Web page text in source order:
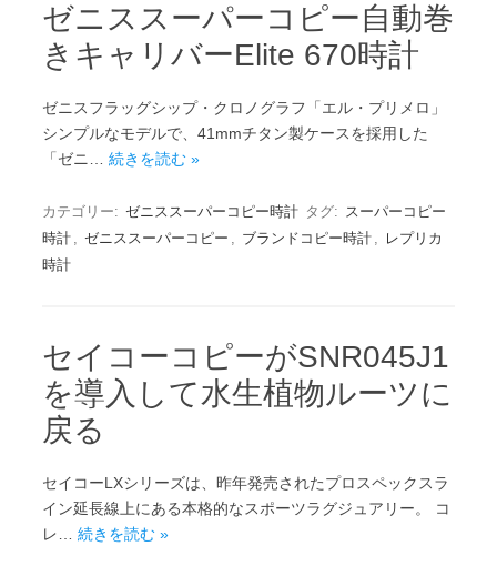
ゼニススーパーコピー自動巻
きキャリバーElite 670時計
ゼニスフラッグシップ・クロノグラフ「エル・プリメロ」
シンプルなモデルで、41mmチタン製ケースを採用した
「ゼニ… 続きを読む »
カテゴリー: ゼニススーパーコピー時計 タグ: スーパーコピー
時計 , ゼニススーパーコピー , ブランドコピー時計 , レプリカ
時計
セイコーコピーがSNR045J1
を導入して水生植物ルーツに
戻る
セイコーLXシリーズは、昨年発売されたプロスペックスラ
イン延長線上にある本格的なスポーツラグジュアリー。 コ
レ… 続きを読む »